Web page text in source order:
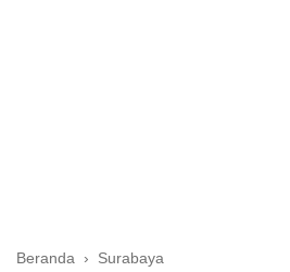
Beranda › Surabaya